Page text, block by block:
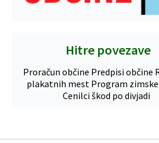
Hitre povezave
Proračun občine Predpisi občine
plakatnih mest Program
Cenilci škod po divjadi